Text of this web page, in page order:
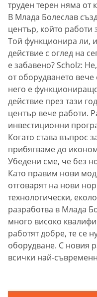
труден терен няма от
В Млада Болеслав
център, който работи
Той функционира ли,
действие с оглед на
е забавено? Scholz:
от оборудването
него е
действие през тази
център вече работи.
инвестиционни
Когато става въпрос
прибягваме до
Убедени сме, че без
Като правим нови
отговарят на нови
технологически,
разработва в Млада
много високо
работят добре, те се
оборудване. С новия
всички най-